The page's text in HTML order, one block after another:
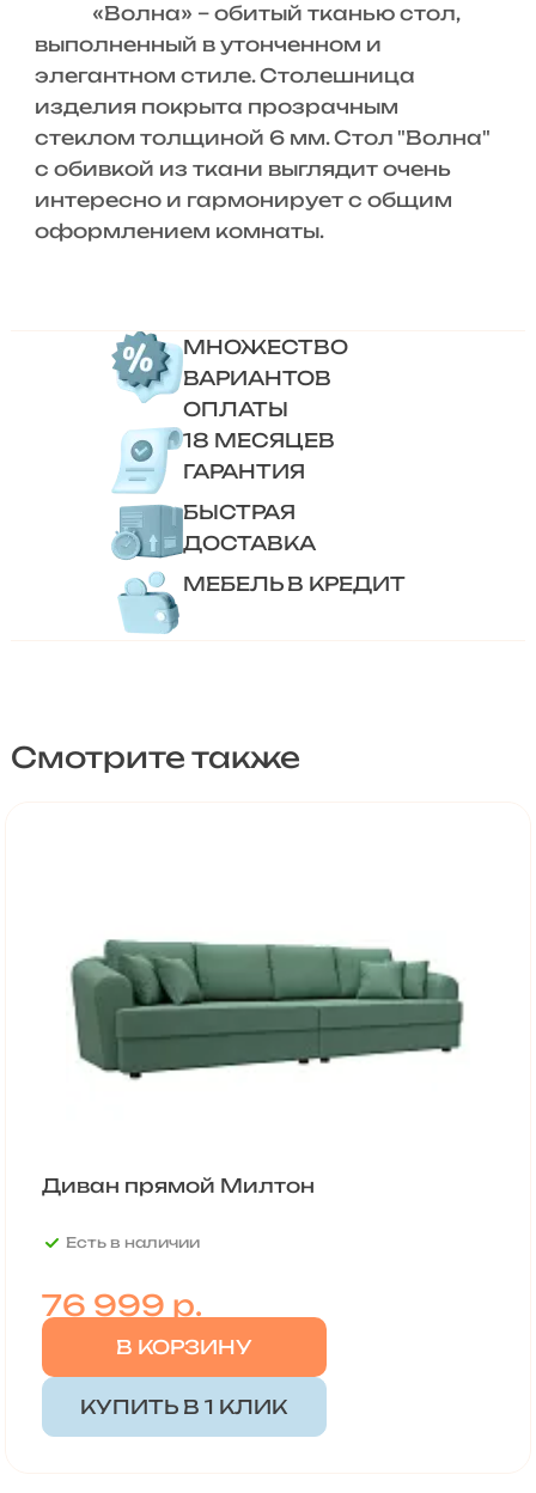
«Волна» – обитый тканью стол,
выполненный в утонченном и
элегантном стиле. Столешница
изделия покрыта прозрачным
стеклом толщиной 6 мм. Стол "Волна"
с обивкой из ткани выглядит очень
интересно и гармонирует с общим
оформлением комнаты.
МНОЖЕСТВО
ВАРИАНТОВ
ОПЛАТЫ
18 МЕСЯЦЕВ
ГАРАНТИЯ
БЫСТРАЯ
ДОСТАВКА
МЕБЕЛЬ В КРЕДИТ
Смотрите также
Диван прямой Милтон
Есть в наличии
76 999 р.
В КОРЗИНУ
КУПИТЬ В 1 КЛИК